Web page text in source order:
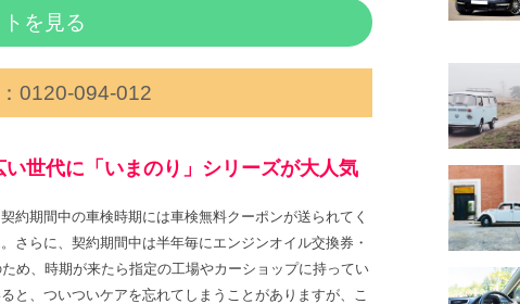
を見る
0120‐094‐012
世代に「いまのり」シリーズが大人気
約期間中の車検時期には車検無料クーポンが送られてく
さらに、契約期間中は半年毎にエンジンオイル交換券・
め、時期が来たら指定の工場やカーショップに持ってい
と、ついついケアを忘れてしまうことがありますが、こ